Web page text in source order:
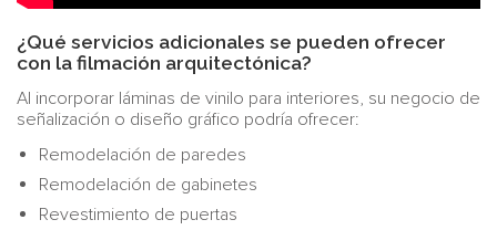
¿Qué servicios adicionales se pueden ofrecer
con la filmación arquitectónica?
Al incorporar láminas de vinilo para interiores, su negocio de
señalización o diseño gráfico podría ofrecer:
Remodelación de paredes
Remodelación de gabinetes
Revestimiento de puertas